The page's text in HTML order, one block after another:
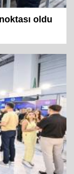
oldu